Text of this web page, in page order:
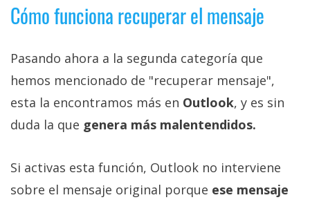
Cómo funciona recuperar el mensaje
Pasando ahora a la segunda categoría que
hemos mencionado de "recuperar mensaje",
esta la encontramos más en Outlook, y es sin
duda la que genera más malentendidos.
Si activas esta función, Outlook no interviene
sobre el mensaje original porque ese mensaje